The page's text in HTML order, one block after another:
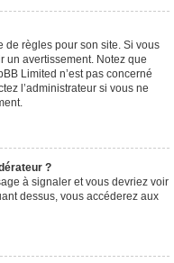
règles pour son site. Si vous
un avertissement. Notez que
Limited n’est pas concerné
l’administrateur si vous ne
?
à signaler et vous devriez voir
dessus, vous accéderez aux